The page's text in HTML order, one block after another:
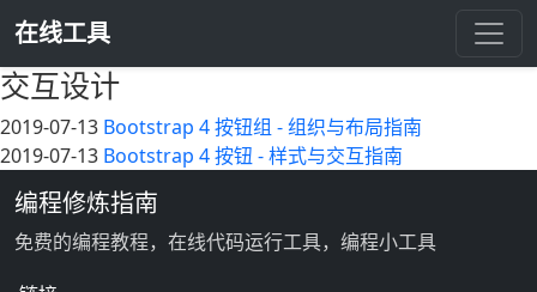
在线工具
交互设计
2019-07-13 Bootstrap 4 按钮组 - 组织与布局指南
2019-07-13 Bootstrap 4 按钮 - 样式与交互指南
编程修炼指南
免费的编程教程，在线代码运行工具，编程小工具